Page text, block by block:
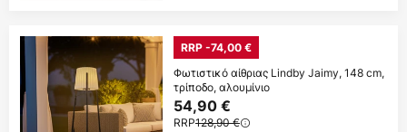
RRP -74,00 €
Φωτιστικό αίθριας Lindby Jaimy, 148 cm,
τρίποδο, αλουμίνιο
54,90 €
RRP128,90 €